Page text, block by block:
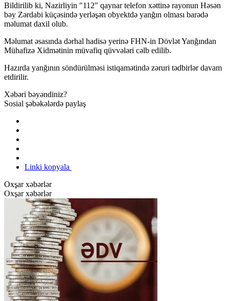
Bildirilib ki, Nazirliyin "112" qaynar telefon xəttinə rayonun Həsən
bəy Zərdabi küçəsində yerləşən obyektdə yanğın olması barədə
məlumat daxil olub.
Məlumat əsasında dərhal hadisə yerinə FHN-in Dövlət Yanğından
Mühafizə Xidmətinin müvafiq qüvvələri cəlb edilib.
Hazırda yanğının söndürülməsi istiqamətində zəruri tədbirlər davam
etdirilir.
Xəbəri bəyəndiniz?
Sosial şəbəkələrdə paylaş
Linki kopyala
Oxşar xəbərlər
Oxşar xəbərlər